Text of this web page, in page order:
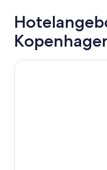
Copenhagen Go Hotel